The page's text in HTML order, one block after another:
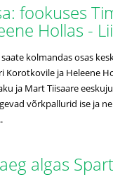
fookuses
Hollas -
kolmandas osas
Korotkovile ja Heleene
ja Mart Tiisaare
võrkpallurid ise ja
algas